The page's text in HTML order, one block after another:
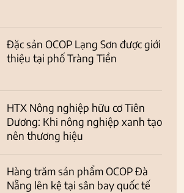
Đặc sản OCOP Lạng Sơn được giới
thiệu tại phố Tràng Tiền
HTX Nông nghiệp hữu cơ Tiên
Dương: Khi nông nghiệp xanh tạo
nên thương hiệu
Hàng trăm sản phẩm OCOP Đà
Nẵng lên kệ tại sân bay quốc tế